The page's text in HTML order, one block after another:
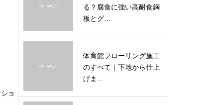
ョ
る？腐食に強い高耐食鋼
板とグ…
体育館フローリング施工
のすべて｜下地から仕上
げま…